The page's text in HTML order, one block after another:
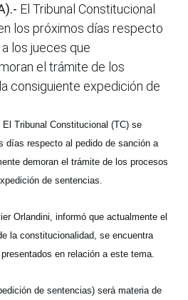
El Tribunal Constitucional
los próximos días respecto
los jueces que
el trámite de los
consiguiente expedición de
El Tribunal Constitucional (TC) se
días respecto al pedido de sanción a
demoran el trámite de los procesos
de sentencias.
Orlandini, informó que actualmente el
la constitucionalidad, se encuentra
en relación a este tema.
de sentencias) será materia de